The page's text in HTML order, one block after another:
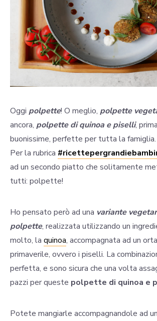
Oggi polpette! O meglio, polpette
ancora, polpette di quinoa e piselli,
buonissime, perfette per tutta la famiglia.
Per la rubrica #
ad un secondo piatto che solitamente
tutti: polpette!
Ho pensato però ad una variante
polpette, realizzata utilizzando un
molto, la quinoa, accompagnata ad un
primaverile, ovvero i piselli. La
perfetta, e sono sicura che una volta
pazzi per queste polpette di quinoa e
Potete mangiarle accompagnandole ad